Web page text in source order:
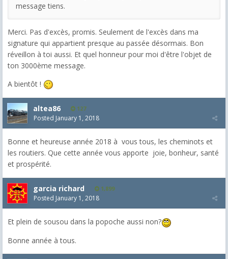
message tiens.
Merci. Pas d'excès, promis. Seulement de l'excès dans ma
signature qui appartient presque au passée désormais. Bon
réveillon à toi aussi. Et quel honneur pour moi d'être l'objet de
ton 3000ème message.
A bientôt !
altea86 127
Posted January 1, 2018
Bonne et heureuse année 2018 à vous tous, les cheminots et
les routiers. Que cette année vous apporte joie, bonheur, santé
et prospérité.
garcia richard 1,899
Posted January 1, 2018
Et plein de sousou dans la popoche aussi non?
Bonne année à tous.